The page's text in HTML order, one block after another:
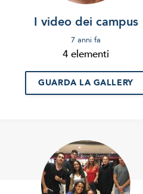
I video dei campus
7 anni fa
4 elementi
GUARDA LA GALLERY